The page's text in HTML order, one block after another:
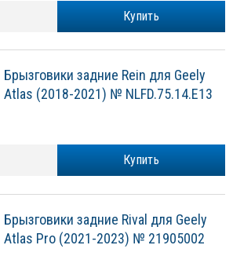
Купить
Брызговики задние Rein для Geely
Atlas (2018-2021) № NLFD.75.14.E13
Купить
Брызговики задние Rival для Geely
Atlas Pro (2021-2023) № 21905002